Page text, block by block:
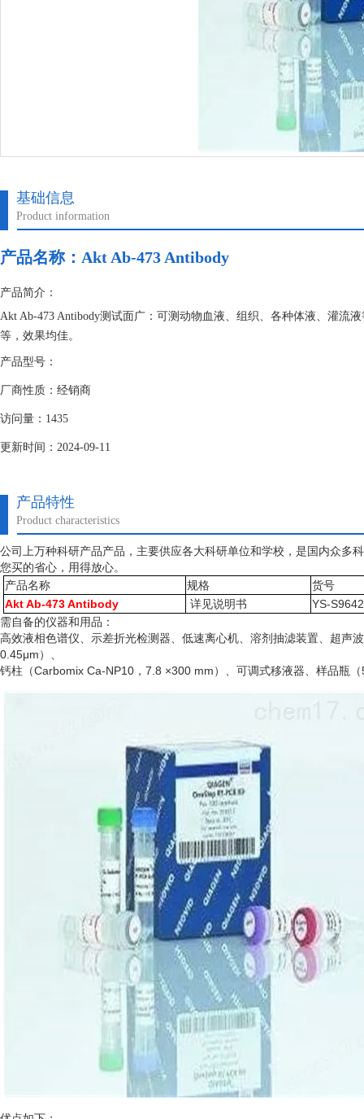
基础信息
Product information
产品名称： Akt Ab-473 Antibody
产品简介：
Akt Ab-473 Antibody测试面广：可测动物血液、组织、各种体液、灌流
等，效果均佳。
产品型号：
厂商性质：经销商
访问量：1435
更新时间：2024-09-11
产品特性
Product characteristics
公司上万种科研产品产品，主要供应各大科研单位和学校，是国内众多
您买的省心，用得放心。
产品名称
规格
货号
Akt Ab-473 Antibody
详见说明书
YS-
需自备的仪器和用品：
高效液相色谱仪、示差折光检测器、低速离心机、溶剂抽滤装置、超声
0.45μm）、
钙柱（Carbomix Ca-NP10，7.8 ×300 mm）、可调式移液器、样品瓶